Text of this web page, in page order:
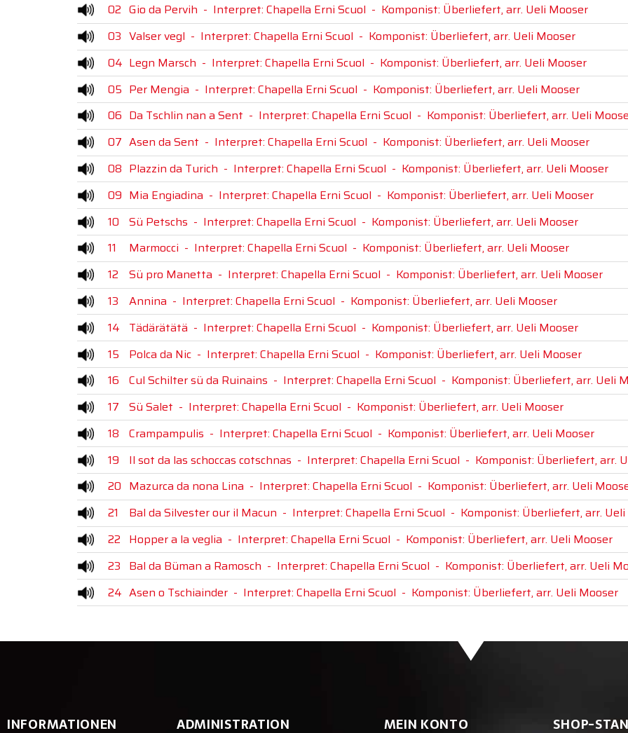
02 Gio da Pervih - Interpret: Chapella Erni Scuol - Komponist: Überliefert, arr. Ueli Mooser
03 Valser vegl - Interpret: Chapella Erni Scuol - Komponist: Überliefert, arr. Ueli Mooser
04 Legn Marsch - Interpret: Chapella Erni Scuol - Komponist: Überliefert, arr. Ueli Mooser
05 Per Mengia - Interpret: Chapella Erni Scuol - Komponist: Überliefert, arr. Ueli Mooser
06 Da Tschlin nan a Sent - Interpret: Chapella Erni Scuol - Komponist: Überliefert, arr. Ueli
07 Asen da Sent - Interpret: Chapella Erni Scuol - Komponist: Überliefert, arr. Ueli Mooser
08 Plazzin da Turich - Interpret: Chapella Erni Scuol - Komponist: Überliefert, arr. Ueli Mooser
09 Mia Engiadina - Interpret: Chapella Erni Scuol - Komponist: Überliefert, arr. Ueli Mooser
10 Sü Petschs - Interpret: Chapella Erni Scuol - Komponist: Überliefert, arr. Ueli Mooser
11
Marmocci - Interpret: Chapella Erni Scuol - Komponist: Überliefert, arr. Ueli Mooser
12
Sü pro Manetta - Interpret: Chapella Erni Scuol - Komponist: Überliefert, arr. Ueli Mooser
13
Annina - Interpret: Chapella Erni Scuol - Komponist: Überliefert, arr. Ueli Mooser
14 Tädärätätä - Interpret: Chapella Erni Scuol - Komponist: Überliefert, arr. Ueli Mooser
15
Polca da Nic- Interpret: Chapella Erni Scuol - Komponist: Überliefert, arr. Ueli Mooser
16 Cul Schilter sü da Ruinains - Interpret: Chapella Erni Scuol - Komponist: Überliefert, arr. Ueli
17 Sü Salet - Interpret: Chapella Erni Scuol - Komponist: Überliefert, arr. Ueli Mooser
18 Crampampulis - Interpret: Chapella Erni Scuol - Komponist: Überliefert, arr. Ueli Mooser
19
Il sot da las schoccas cotschnas - Interpret: Chapella Erni Scuol - Komponist: Überliefert, arr.
20 Mazurca da nona Lina - Interpret: Chapella Erni Scuol - Komponist: Überliefert, arr. Ueli
21
Bal da Silvester our il Macun - Interpret: Chapella Erni Scuol - Komponist: Überliefert, arr.
22 Hopper a la veglia - Interpret: Chapella Erni Scuol - Komponist: Überliefert, arr. Ueli Mooser
23 Bal da Büman a Ramosch - Interpret: Chapella Erni Scuol - Komponist: Überliefert, arr. Ueli
24 Asen o Tschiainder- Interpret: Chapella Erni Scuol - Komponist: Überliefert, arr. Ueli Mooser
INFORMATIONEN ADMINISTRATION MEIN KONTO SHOP-